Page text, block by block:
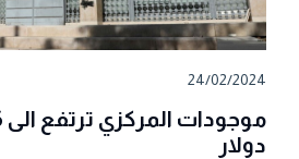
24/02/2024
دولار